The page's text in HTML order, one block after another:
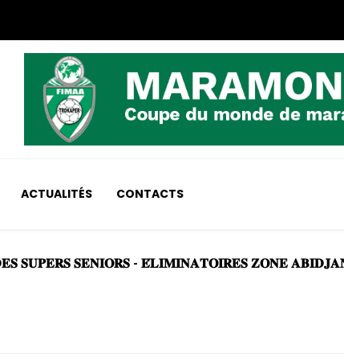
ACTUALITÉS CONTACTS
CHAMPIONNAT COUPE DES SUPER